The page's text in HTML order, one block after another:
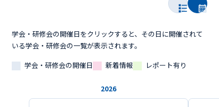
学会・研修会の開催日をクリックすると、その日に開催されて
いる学会・研修会の一覧が表示されます。
学会・研修会の開催日
新着情報 レポート有り
2026